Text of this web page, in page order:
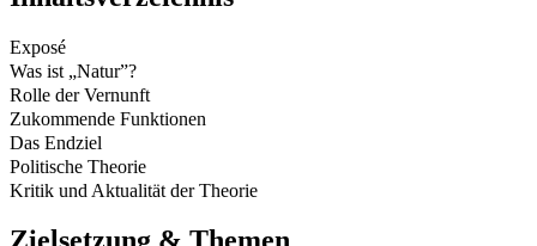
Exposé
Was ist „Natur”?
Rolle der Vernunft
Zukommende Funktionen
Das Endziel
Politische Theorie
Kritik und Aktualität der Theorie